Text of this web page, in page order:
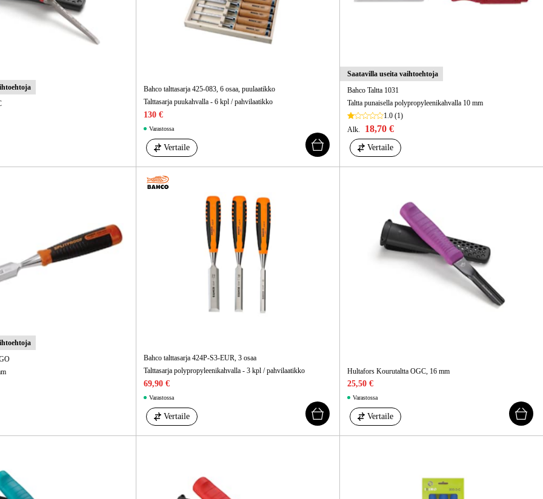
Bahco talttasarja 425-083, 6 osaa, puulaatikko
Talttasarja puukahvalla - 6 kpl / pahvilaatikko
130 €
Varastossa
Vertaile
Saatavilla useita vaihtoehtoja
Bahco Taltta 1031
Taltta punaisella polypropyleenikahvalla 10 mm
1.0(1)
Alk.
18,70 €
Vertaile
Bahco talttasarja 424P-S3-EUR, 3 osaa
Talttasarja polypropyleenikahvalla - 3 kpl / pahvilaatikko
69,90 €
Varastossa
Vertaile
Hultafors Kourutaltta OGC, 16 mm
25,50 €
Varastossa
Vertaile